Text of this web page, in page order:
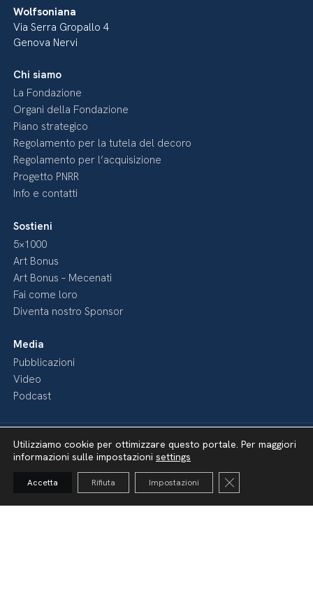
Wolfsoniana
Via Serra Gropallo 4
Genova Nervi
Chi siamo
La Fondazione
Organi della Fondazione
Piano strategico
Regolamento per la tutela del decoro
Regolamento per l’acquisizione
Progetto PNRR
Info e contatti
Sostieni
5×1000
Art Bonus
Art Bonus – Mecenati
Fai come loro
Diventa nostro Sponsor
Media
Pubblicazioni
Video
Podcast
Utilizziamo cookie per ottimizzare questo portale. Per maggiori
informazioni sulle impostazioni settings
Accetta Rifiuta Impostazioni Close GDPR